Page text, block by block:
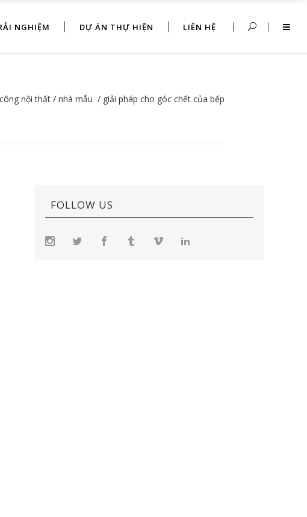
NGHIỆM DỰ ÁN THỰ HIỆN LIÊN HỆ
nội thất / nhà mẫu / giải pháp cho góc chết của bếp
FOLLOW US